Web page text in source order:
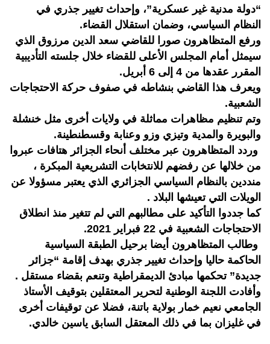
“دولة مدنية غير عسكرية”، وإحداث تغيير جذري في
النظام السياسي، وضمان استقلال القضاء.
ورفع المتظاهرون صورا للقاضي سعد الدين مرزوق الذي
سيمثل أمام المجلس الأعلى للقضاء خلال جلسته التأديبية
المقرر عقدها من 4 إلى 6 أبريل.
ويعرف هذا القاضي بنشاطه في صفوف حركة الاحتجاجات
الشعبية.
وتم تنظيم مظاهرات مماثلة في ولايات أخرى مثل خنشلة
والبويرة والمدية وتيزي وزو وعنابة وقسطنطينة.
وردد المتظاهرون عبر مختلف أنحاء الجزائر هتافات عبروا
من خلالها عن رفضهم للانتخابات التشريعية المبكرة ،
منددين بالنظام السياسي الجزائري الذي يعتبر مسؤولا عن
الويلات التي تعيشها البلاد .
كما جددوا التأكيد على مطالبهم التي لم تتغير منذ انطلاق
الاحتجاجات الشعبية في 22 فبراير 2021.
وطالب المتظاهرون أيضا برحيل الطبقة السياسية
الحاكمة حاليا وإحداث تغيير جذري بهدف إقامة “جزائر
جديدة” تحكمها مبادئ الديمقراطية وتنعم بقضاء مستقل .
وأفادت اللجنة الوطنية لتحرير المعتقلين بتوقيف الأستاذ
الجامعي نعيم خمار بولاية باتنة، فضلا عن توقيفات أخرى
في غليزان بما في ذلك المعتقل السابق ياسين خالدي.